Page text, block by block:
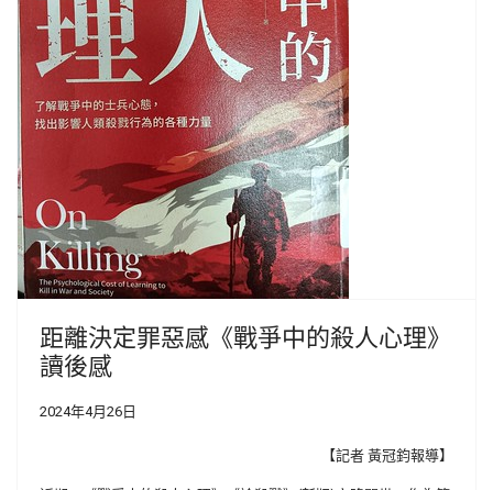
距離決定罪惡感《戰爭中的殺人心理》
讀後感
2024年4月26日
【記者 黃冠鈞報導】